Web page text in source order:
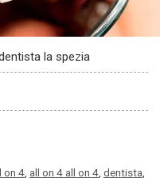
la spezia
on 4, all on 4 all on 4, dentista